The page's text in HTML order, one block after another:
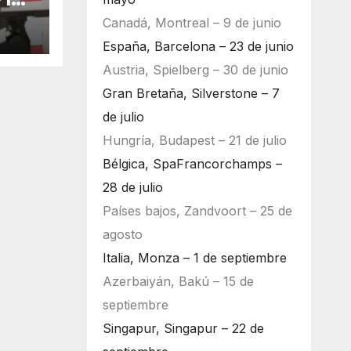
Canadá, Montreal – 9 de junio
España, Barcelona – 23 de junio
Austria, Spielberg – 30 de junio
Gran Bretaña, Silverstone – 7
de julio
Hungría, Budapest – 21 de julio
Bélgica, SpaFrancorchamps –
28 de julio
Países bajos, Zandvoort – 25 de
agosto
Italia, Monza – 1 de septiembre
Azerbaiyán, Bakú – 15 de
septiembre
Singapur, Singapur – 22 de